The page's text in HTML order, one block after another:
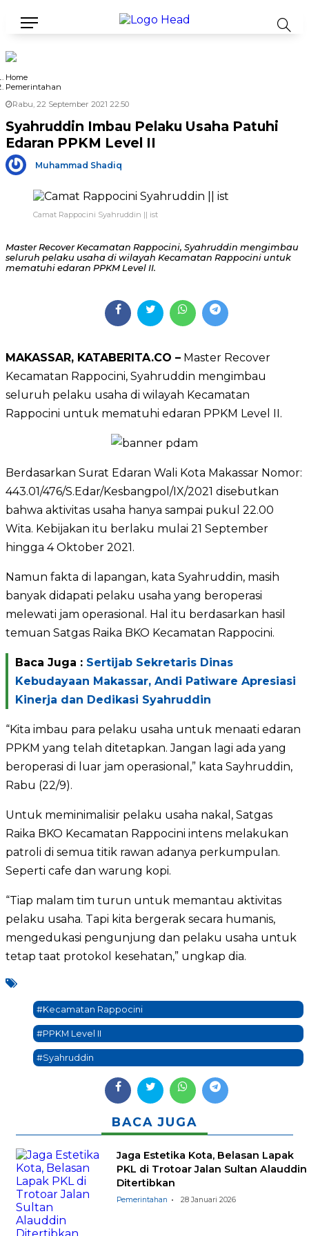
Home
Pemerintahan
Rabu, 22 September 2021 22:50
Syahruddin Imbau Pelaku Usaha Patuhi
Edaran PPKM Level II
Muhammad Shadiq
Camat Rappocini Syahruddin || ist
Master Recover Kecamatan Rappocini, Syahruddin mengimbau
seluruh pelaku usaha di wilayah Kecamatan Rappocini untuk
mematuhi edaran PPKM Level II.
MAKASSAR, KATABERITA.CO – Master Recover
Kecamatan Rappocini, Syahruddin mengimbau
seluruh pelaku usaha di wilayah Kecamatan
Rappocini untuk mematuhi edaran PPKM Level II.
Berdasarkan Surat Edaran Wali Kota Makassar Nomor:
443.01/476/S.Edar/Kesbangpol/IX/2021 disebutkan
bahwa aktivitas usaha hanya sampai pukul 22.00
Wita. Kebijakan itu berlaku mulai 21 September
hingga 4 Oktober 2021.
Namun fakta di lapangan, kata Syahruddin, masih
banyak didapati pelaku usaha yang beroperasi
melewati jam operasional. Hal itu berdasarkan hasil
temuan Satgas Raika BKO Kecamatan Rappocini.
Baca Juga : Sertijab Sekretaris Dinas
Kebudayaan Makassar, Andi Patiware Apresiasi
Kinerja dan Dedikasi Syahruddin
“Kita imbau para pelaku usaha untuk menaati edaran
PPKM yang telah ditetapkan. Jangan lagi ada yang
beroperasi di luar jam operasional,” kata Sayhruddin,
Rabu (22/9).
Untuk meminimalisir pelaku usaha nakal, Satgas
Raika BKO Kecamatan Rappocini intens melakukan
patroli di semua titik rawan adanya perkumpulan.
Seperti cafe dan warung kopi.
“Tiap malam tim turun untuk memantau aktivitas
pelaku usaha. Tapi kita bergerak secara humanis,
mengedukasi pengunjung dan pelaku usaha untuk
tetap taat protokol kesehatan,” ungkap dia.
#Kecamatan Rappocini
#PPKM Level II
#Syahruddin
BACA JUGA
Jaga Estetika Kota, Belasan Lapak
PKL di Trotoar Jalan Sultan Alauddin
Ditertibkan
Pemerintahan 28 Januari 2026